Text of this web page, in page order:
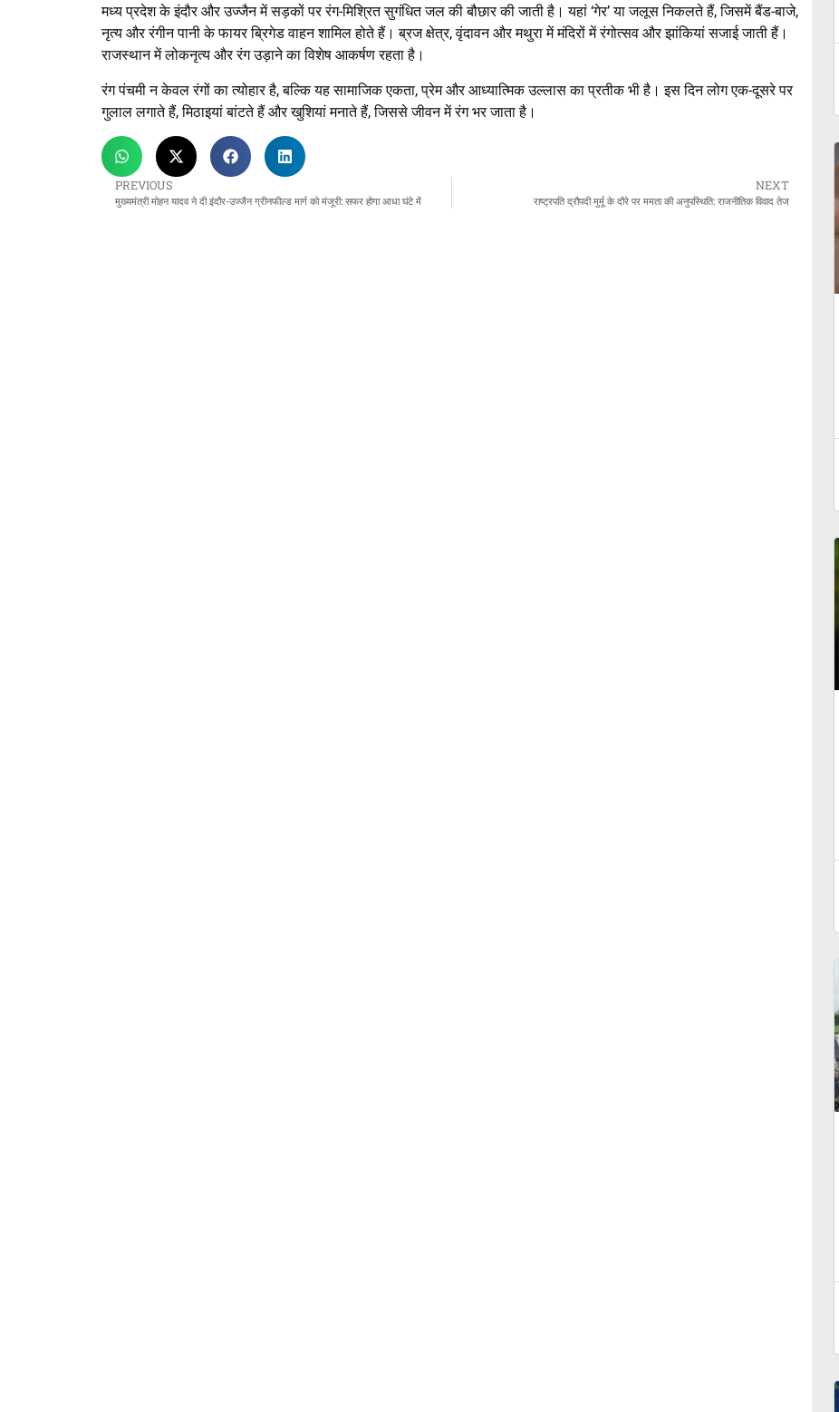
मध्य प्रदेश के इंदौर और उज्जैन में सड़कों पर रंग-मिश्रित सुगंधित जल की बौछार की जाती है। यहां ‘गेर’ या जलूस निकलते हैं, जिसमें बैंड-बाजे,
नृत्य और रंगीन पानी के फायर ब्रिगेड वाहन शामिल होते हैं। ब्रज क्षेत्र, वृंदावन और मथुरा में मंदिरों में रंगोत्सव और झांकियां सजाई जाती हैं।
राजस्थान में लोकनृत्य और रंग उड़ाने का विशेष आकर्षण रहता है।
रंग पंचमी न केवल रंगों का त्योहार है, बल्कि यह सामाजिक एकता, प्रेम और आध्यात्मिक उल्लास का प्रतीक भी है। इस दिन लोग एक-दूसरे पर
गुलाल लगाते हैं, मिठाइयां बांटते हैं और खुशियां मनाते हैं, जिससे जीवन में रंग भर जाता है।
PREVIOUS
मुख्यमंत्री मोहन यादव ने दी इंदौर-उज्जैन ग्रीनफील्ड मार्ग को मंजूरी: सफर होगा आधा घंटे में
NEXT
राष्ट्रपति द्रौपदी मुर्मू के दौरे पर ममता की अनुपस्थिति: राजनीतिक विवाद तेज